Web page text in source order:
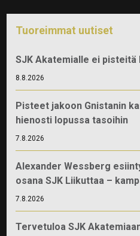
Tuoreimmat uutiset
SJK Akatemialle ei
8.8.2026
Pisteet jakoon Gnistanin
hienosti lopussa tasoihin
7.8.2026
Alexander Wessberg
osana SJK Liikuttaa –
7.8.2026
Tervetuloa SJK